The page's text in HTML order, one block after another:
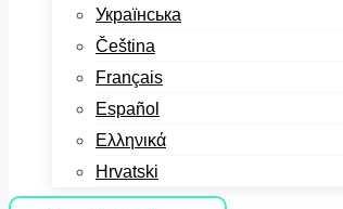
Українська
Čeština
Français
Español
Ελληνικά
Hrvatski